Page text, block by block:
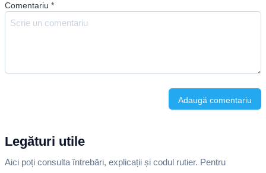
Comentariu *
Adaugă comentariu
Legături utile
Aici poți consulta întrebări, explicații și codul rutier. Pentru